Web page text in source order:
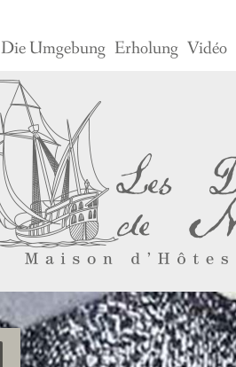
Die Umgebung Erholung Vidéo